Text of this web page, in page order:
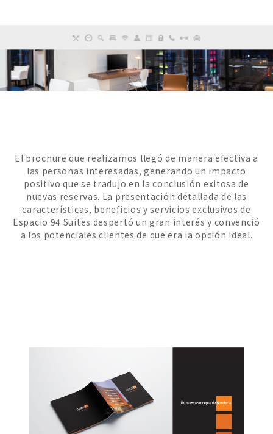
El brochure que realizamos llegó de manera efectiva a
las personas interesadas, generando un impacto
positivo que se tradujo en la conclusión exitosa de
nuevas reservas. La presentación detallada de las
características, beneficios y servicios exclusivos de
Espacio 94 Suites despertó un gran interés y convenció
a los potenciales clientes de que era la opción ideal.